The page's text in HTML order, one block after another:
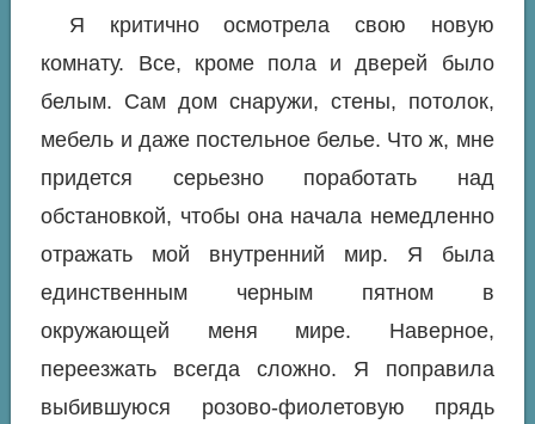
Я критично осмотрела свою новую
комнату. Все, кроме пола и дверей было
белым. Сам дом снаружи, стены, потолок,
мебель и даже постельное белье. Что ж, мне
придется серьезно поработать над
обстановкой, чтобы она начала немедленно
отражать мой внутренний мир. Я была
единственным черным пятном в
окружающей меня мире. Наверное,
переезжать всегда сложно. Я поправила
выбившуюся розово-фиолетовую прядь